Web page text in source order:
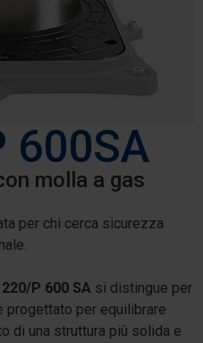
600SA
molla a gas
per chi cerca sicurezza
220/P 600 SAsi distingue per
progettato per equilibrare
di una struttura più solida e